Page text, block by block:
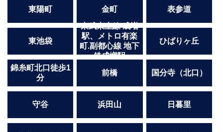
東陽町 金町 表参道
東池袋
東武東上線 成増
駅、メトロ有楽
町.副都心線 地下
鉄成増駅
ひばりヶ丘
錦糸町北口徒歩1
分
前橋 国分寺（北口）
守谷 浜田山 日暮里